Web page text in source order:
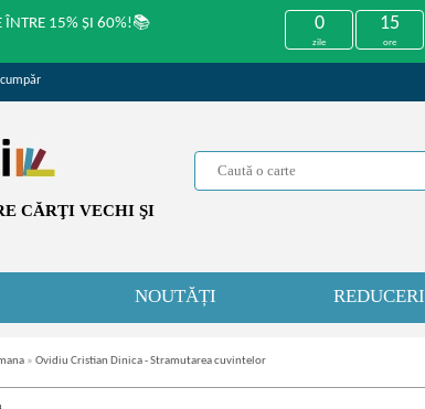
ÎNTRE 15% ȘI 60%!📚 0
zile
15
ore
CĂRŢI VECHI ŞI
NOUTĂȚI REDUCERI
» Ovidiu Cristian Dinica - Stramutarea cuvintelor